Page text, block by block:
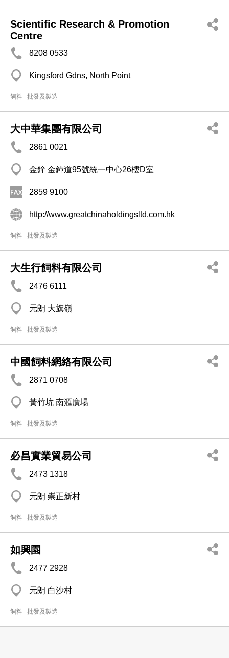
Scientific Research & Promotion
Centre
8208 0533
Kingsford Gdns, North Point
飼料─批發及製造
大中華集團有限公司
2861 0021
金鐘 金鐘道95號統一中心26樓D室
2859 9100
http://www.greatchinaholdingsltd.com.hk
飼料─批發及製造
大生行飼料有限公司
2476 6111
元朗 大旗嶺
飼料─批發及製造
中國飼料網絡有限公司
2871 0708
黃竹坑 南滙廣場
飼料─批發及製造
必昌實業貿易公司
2473 1318
元朗 崇正新村
飼料─批發及製造
如興園
2477 2928
元朗 白沙村
飼料─批發及製造